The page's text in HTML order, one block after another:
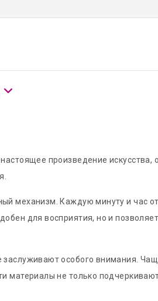
произведение
механизм. Каждую минуту и
для восприятия, но и
особого внимания.
материалы не только